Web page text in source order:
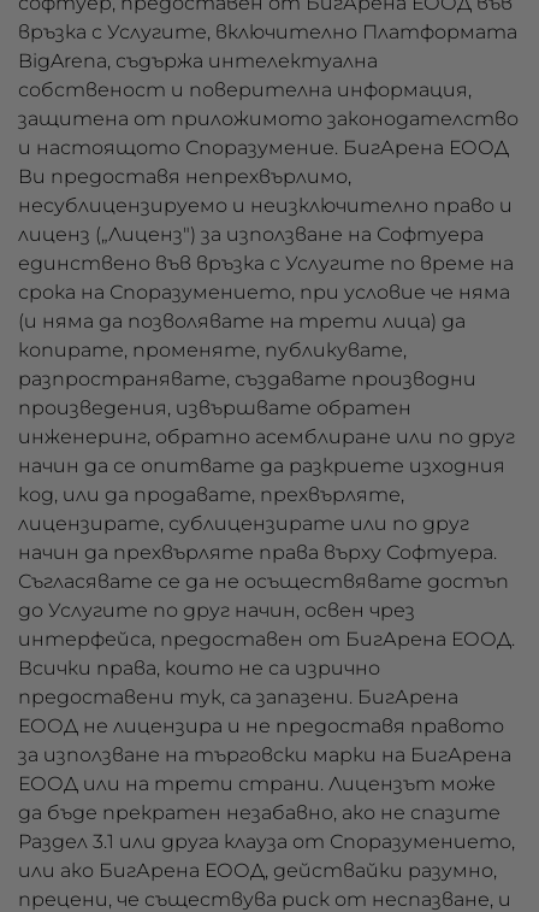
връзка с Услугите, включително Платформата
BigArena, съдържа интелектуална
собственост и поверителна информация,
защитена от приложимото законодателство
и настоящото Споразумение. БигАрена ЕООД
Ви предоставя непрехвърлимо,
несублицензируемо и неизключително право и
лиценз („Лиценз") за използване на Софтуера
единствено във връзка с Услугите по време на
срока на Споразумението, при условие че няма
(и няма да позволявате на трети лица) да
копирате, променяте, публикувате,
разпространявате, създавате производни
произведения, извършвате обратен
инженеринг, обратно асемблиране или по друг
начин да се опитвате да разкриете изходния
код, или да продавате, прехвърляте,
лицензирате, сублицензирате или по друг
начин да прехвърляте права върху Софтуера.
Съгласявате се да не осъществявате достъп
до Услугите по друг начин, освен чрез
интерфейса, предоставен от БигАрена ЕООД.
Всички права, които не са изрично
предоставени тук, са запазени. БигАрена
ЕООД не лицензира и не предоставя правото
за използване на търговски марки на БигАрена
ЕООД или на трети страни. Лицензът може
да бъде прекратен незабавно, ако не спазите
Раздел 3.1 или друга клауза от Споразумението,
или ако БигАрена ЕООД, действайки разумно,
прецени, че съществува риск от неспазване, и